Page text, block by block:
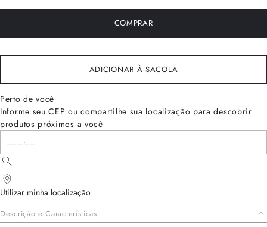
COMPRAR
ADICIONAR À SACOLA
Perto de você
Informe seu CEP ou compartilhe sua localização para descobrir
produtos próximos a você
Utilizar minha localização
Descrição e Características